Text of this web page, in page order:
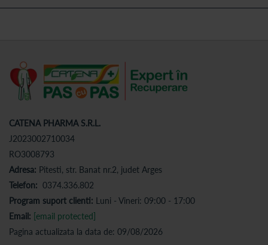
CATENA PHARMA S.R.L.
J2023002710034
RO3008793
Adresa: Pitesti, str. Banat nr.2, judet Arges
Telefon: 0374.336.802
Program suport clienti: Luni - Vineri: 09:00 - 17:00
Email: [email protected]
Pagina actualizata la data de: 09/08/2026